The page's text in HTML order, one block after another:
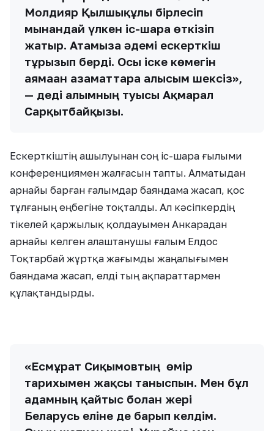
Молдияр Қылшықұлы бірлесіп
мынандай үлкен іс-шара өткізіп
жатыр. Атамызға әдемі ескерткіш
тұрғызып берді. Осы іске көмегін
аямаған азаматтарға алғысым шексіз»,
— деді ғалымның туысы Ақмарал
Сарқытбайқызы.
Ескерткіштің ашылуынан соң іс-шара ғылыми
конференциямен жалғасын тапты. Алматыдан
арнайы барған ғалымдар баяндама жасап, қос
тұлғаның еңбегіне тоқталды. Ал кәсіпкердің
тікелей қаржылық қолдауымен Анкарадан
арнайы келген алаштанушы ғалым Елдос
Тоқтарбай жұртқа жағымды жаңалығымен
баяндама жасап, елді тың ақпараттармен
құлақтандырды.
«Есмұрат Сиқымовтың өмір
тарихымен жақсы таныспын. Мен бұл
адамның қайтыс болған жері
Беларусь еліне де барып келдім.